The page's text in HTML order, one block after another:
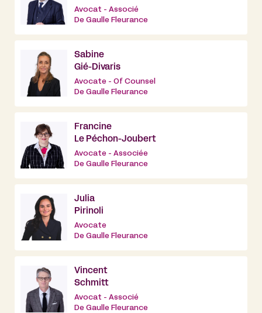
Avocat - Associé
De Gaulle Fleurance
Sabine
Gié-Divaris
Avocate - Of Counsel
De Gaulle Fleurance
Francine
Le Péchon-Joubert
Avocate - Associée
De Gaulle Fleurance
Julia
Pirinoli
Avocate
De Gaulle Fleurance
Vincent
Schmitt
Avocat - Associé
De Gaulle Fleurance